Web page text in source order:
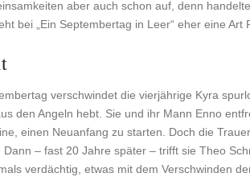
aber auch schon auf, denn
bei „Ein Septembertag in Leer“ eher eine Art
verschwindet die vierjährige Kyra
den Angeln hebt. Sie und ihr Mann Enno
einen Neuanfang zu starten. Doch die
Dann – fast 20 Jahre später – trifft sie Theo
verdächtig, etwas mit dem Verschwinden